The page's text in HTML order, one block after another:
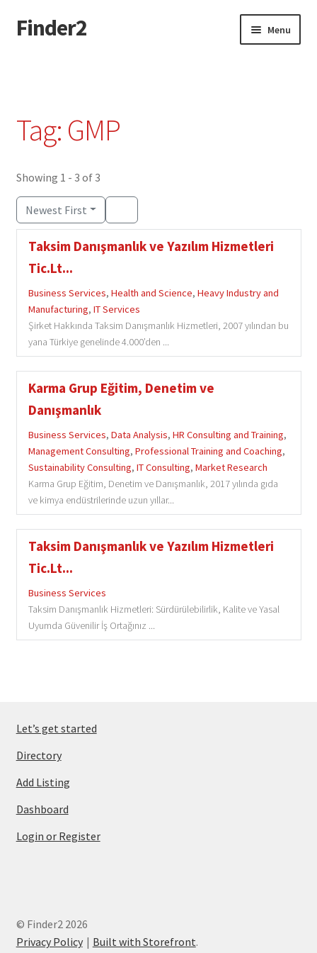
Skip
to
Skip
to
Finder2 Menu
Privacy Policy
Tag: GMP
Showing 1 - 3 of 3
Newest First
Taksim Danışmanlık ve Yazılım Hizmetleri
Tic.Lt...
Business Services, Health and Science, Heavy Industry and
Manufacturing, IT Services
Şirket Hakkında Taksim Danışmanlık Hizmetleri, 2007 yılından bu
yana Türkiye genelinde 4.000’den ...
Karma Grup Eğitim, Denetim ve
Danışmanlık
Business Services, Data Analysis, HR Consulting and Training,
Management Consulting, Professional Training and Coaching,
Sustainability Consulting, IT Consulting, Market Research
Karma Grup Eğitim, Denetim ve Danışmanlık, 2017 yılında gıda
ve kimya endüstrilerinde uzun yıllar...
Taksim Danışmanlık ve Yazılım Hizmetleri
Tic.Lt...
Business Services
Taksim Danışmanlık Hizmetleri: Sürdürülebilirlik, Kalite ve Yasal
Uyumda Güvenilir İş Ortağınız ...
Let’s get started
Directory
Add Listing
Dashboard
Login or Register
© Finder2 2026
Privacy Policy
Built with Storefront.